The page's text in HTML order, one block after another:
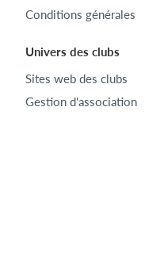
Conditions générales
Univers des clubs
Sites web des clubs
Gestion d'association